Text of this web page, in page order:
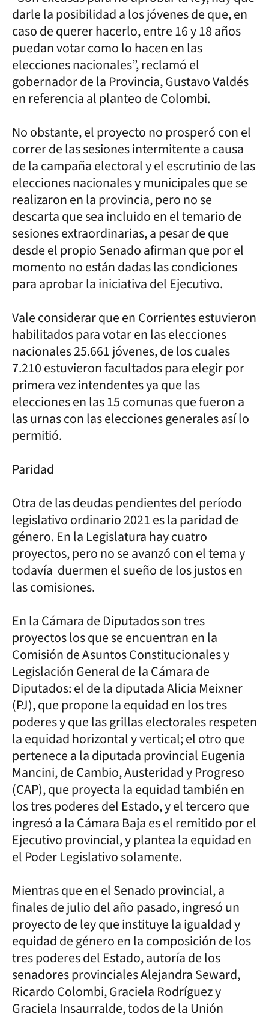
darle la posibilidad a los jóvenes de que, en
caso de querer hacerlo, entre 16 y 18 años
puedan votar como lo hacen en las
elecciones nacionales”, reclamó el
gobernador de la Provincia, Gustavo Valdés
en referencia al planteo de Colombi.
No obstante, el proyecto no prosperó con el
correr de las sesiones intermitente a causa
de la campaña electoral y el escrutinio de las
elecciones nacionales y municipales que se
realizaron en la provincia, pero no se
descarta que sea incluido en el temario de
sesiones extraordinarias, a pesar de que
desde el propio Senado afirman que por el
momento no están dadas las condiciones
para aprobar la iniciativa del Ejecutivo.
Vale considerar que en Corrientes estuvieron
habilitados para votar en las elecciones
nacionales 25.661 jóvenes, de los cuales
7.210 estuvieron facultados para elegir por
primera vez intendentes ya que las
elecciones en las 15 comunas que fueron a
las urnas con las elecciones generales así lo
permitió.
Paridad
Otra de las deudas pendientes del período
legislativo ordinario 2021 es la paridad de
género. En la Legislatura hay cuatro
proyectos, pero no se avanzó con el tema y
todavía duermen el sueño de los justos en
las comisiones.
En la Cámara de Diputados son tres
proyectos los que se encuentran en la
Comisión de Asuntos Constitucionales y
Legislación General de la Cámara de
Diputados: el de la diputada Alicia Meixner
(PJ), que propone la equidad en los tres
poderes y que las grillas electorales respeten
la equidad horizontal y vertical; el otro que
pertenece a la diputada provincial Eugenia
Mancini, de Cambio, Austeridad y Progreso
(CAP), que proyecta la equidad también en
los tres poderes del Estado, y el tercero que
ingresó a la Cámara Baja es el remitido por el
Ejecutivo provincial, y plantea la equidad en
el Poder Legislativo solamente.
Mientras que en el Senado provincial, a
finales de julio del año pasado, ingresó un
proyecto de ley que instituye la igualdad y
equidad de género en la composición de los
tres poderes del Estado, autoría de los
senadores provinciales Alejandra Seward,
Ricardo Colombi, Graciela Rodríguez y
Graciela Insaurralde, todos de la Unión